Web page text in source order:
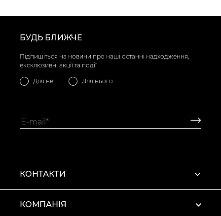
БУДЬ БЛИЖЧЕ
Підпишіться на новини про наші останні надходження,
ексклюзивні акції та події
Для неї Для нього
КОНТАКТИ
КОМПАНІЯ